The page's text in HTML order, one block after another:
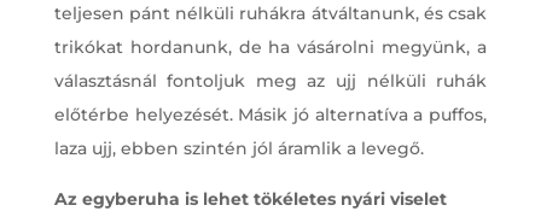
teljesen pánt nélküli ruhákra átváltanunk, és csak
trikókat hordanunk, de ha vásárolni megyünk, a
választásnál fontoljuk meg az ujj nélküli ruhák
előtérbe helyezését. Másik jó alternatíva a puffos,
laza ujj, ebben szintén jól áramlik a levegő.
Az egyberuha is lehet tökéletes nyári viselet